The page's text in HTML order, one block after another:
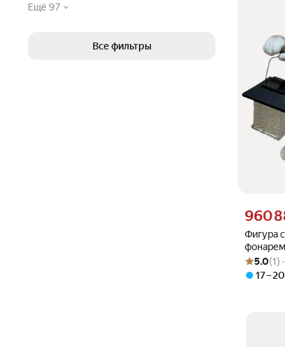
Ещё 97
Все фильтры
Фигура
KSMR-
Цена
960
Рейтинг
Оценок:
5.0(1)
17 –